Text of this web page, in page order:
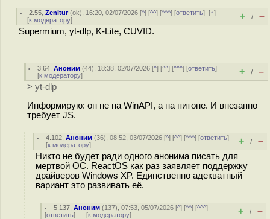
2.55 ,Zenitur(ok), 16:20, 02/07/2026 [^] [^^] [^^^] [ответить][↑]
[к модератору] + / –
Supermium, yt-dlp, K-Lite, CUVID.
3.64 ,Аноним (44), 18:38, 02/07/2026 [^] [^^] [^^^] [ответить]
[к модератору] + / –
> yt-dlp
Информирую: он не на WinAPI, а на питоне. И внезапно
требует JS.
4.102 ,Аноним (36), 08:52, 03/07/2026 [^] [^^] [^^^] [ответить]
[к модератору] + / –
Никто не будет ради одного анонима писать для
мертвой ОС. ReactOS как раз заявляет поддержку
драйверов Windows XP. Единственно адекватный
вариант это развивать её.
5.137 ,Аноним (137), 07:53, 05/07/2026 [^] [^^] [^^^]
[ответить] [к модератору] + / –